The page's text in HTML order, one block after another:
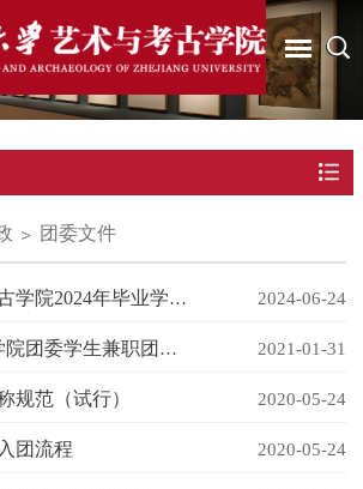
团委文件
关于做好艺术与考古学院2024年毕业学生团员团组织关系转接相关工作的通知 2024-06-24
关于潘力伟等5名学院团委学生兼职团干部任职的通知 2021-01-31
规范（试行） 2020-05-24
团流程 2020-05-24